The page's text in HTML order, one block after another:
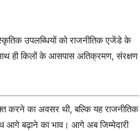
उपलब्धियों को राजनीतिक एजेंडे के
ही किलों के आसपास अतिक्रमण, संरक्षण
करने का अवसर थी, बल्कि यह राजनीतिक
आगे बढ़ाने का भाव। आगे अब जिम्मेदारी